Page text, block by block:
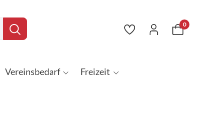
0
Vereinsbedarf
Freizeit